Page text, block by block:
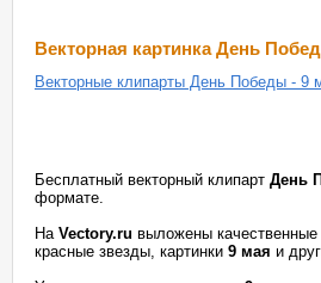
Векторная картинка День
Векторные клипарты День Победы - 9
Бесплатный векторный клипарт День
формате.
На Vectory.ru выложены качественные
красные звезды, картинки 9 мая и